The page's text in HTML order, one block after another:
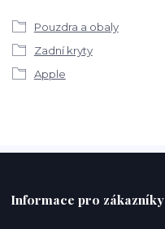
Pouzdra a obaly
Zadní kryty
Apple
Informace pro zákazníky